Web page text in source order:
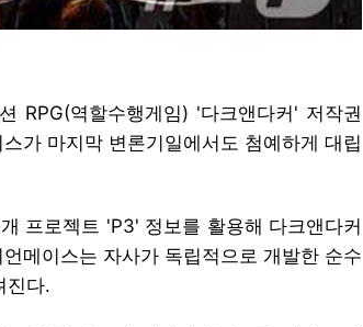
RPG(역할수행게임) '다크앤다커' 저작권
가 마지막 변론기일에서도 첨예하게 대립
프로젝트 'P3' 정보를 활용해 다크앤다커
메이스는 자사가 독립적으로 개발한 순수
진다.